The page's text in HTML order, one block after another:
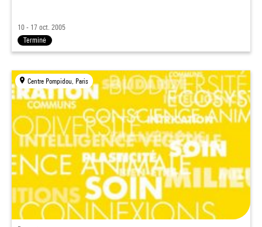
10 - 17 oct. 2005
Terminé
Centre Pompidou, Paris